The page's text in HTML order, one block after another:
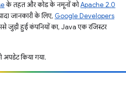
के तहत और कोड के नमूनों कोApache 2.0
जानकारी के लिए, Google Developers
हुई कंपनियों का, Java एक रजिस्टर
किया गया.